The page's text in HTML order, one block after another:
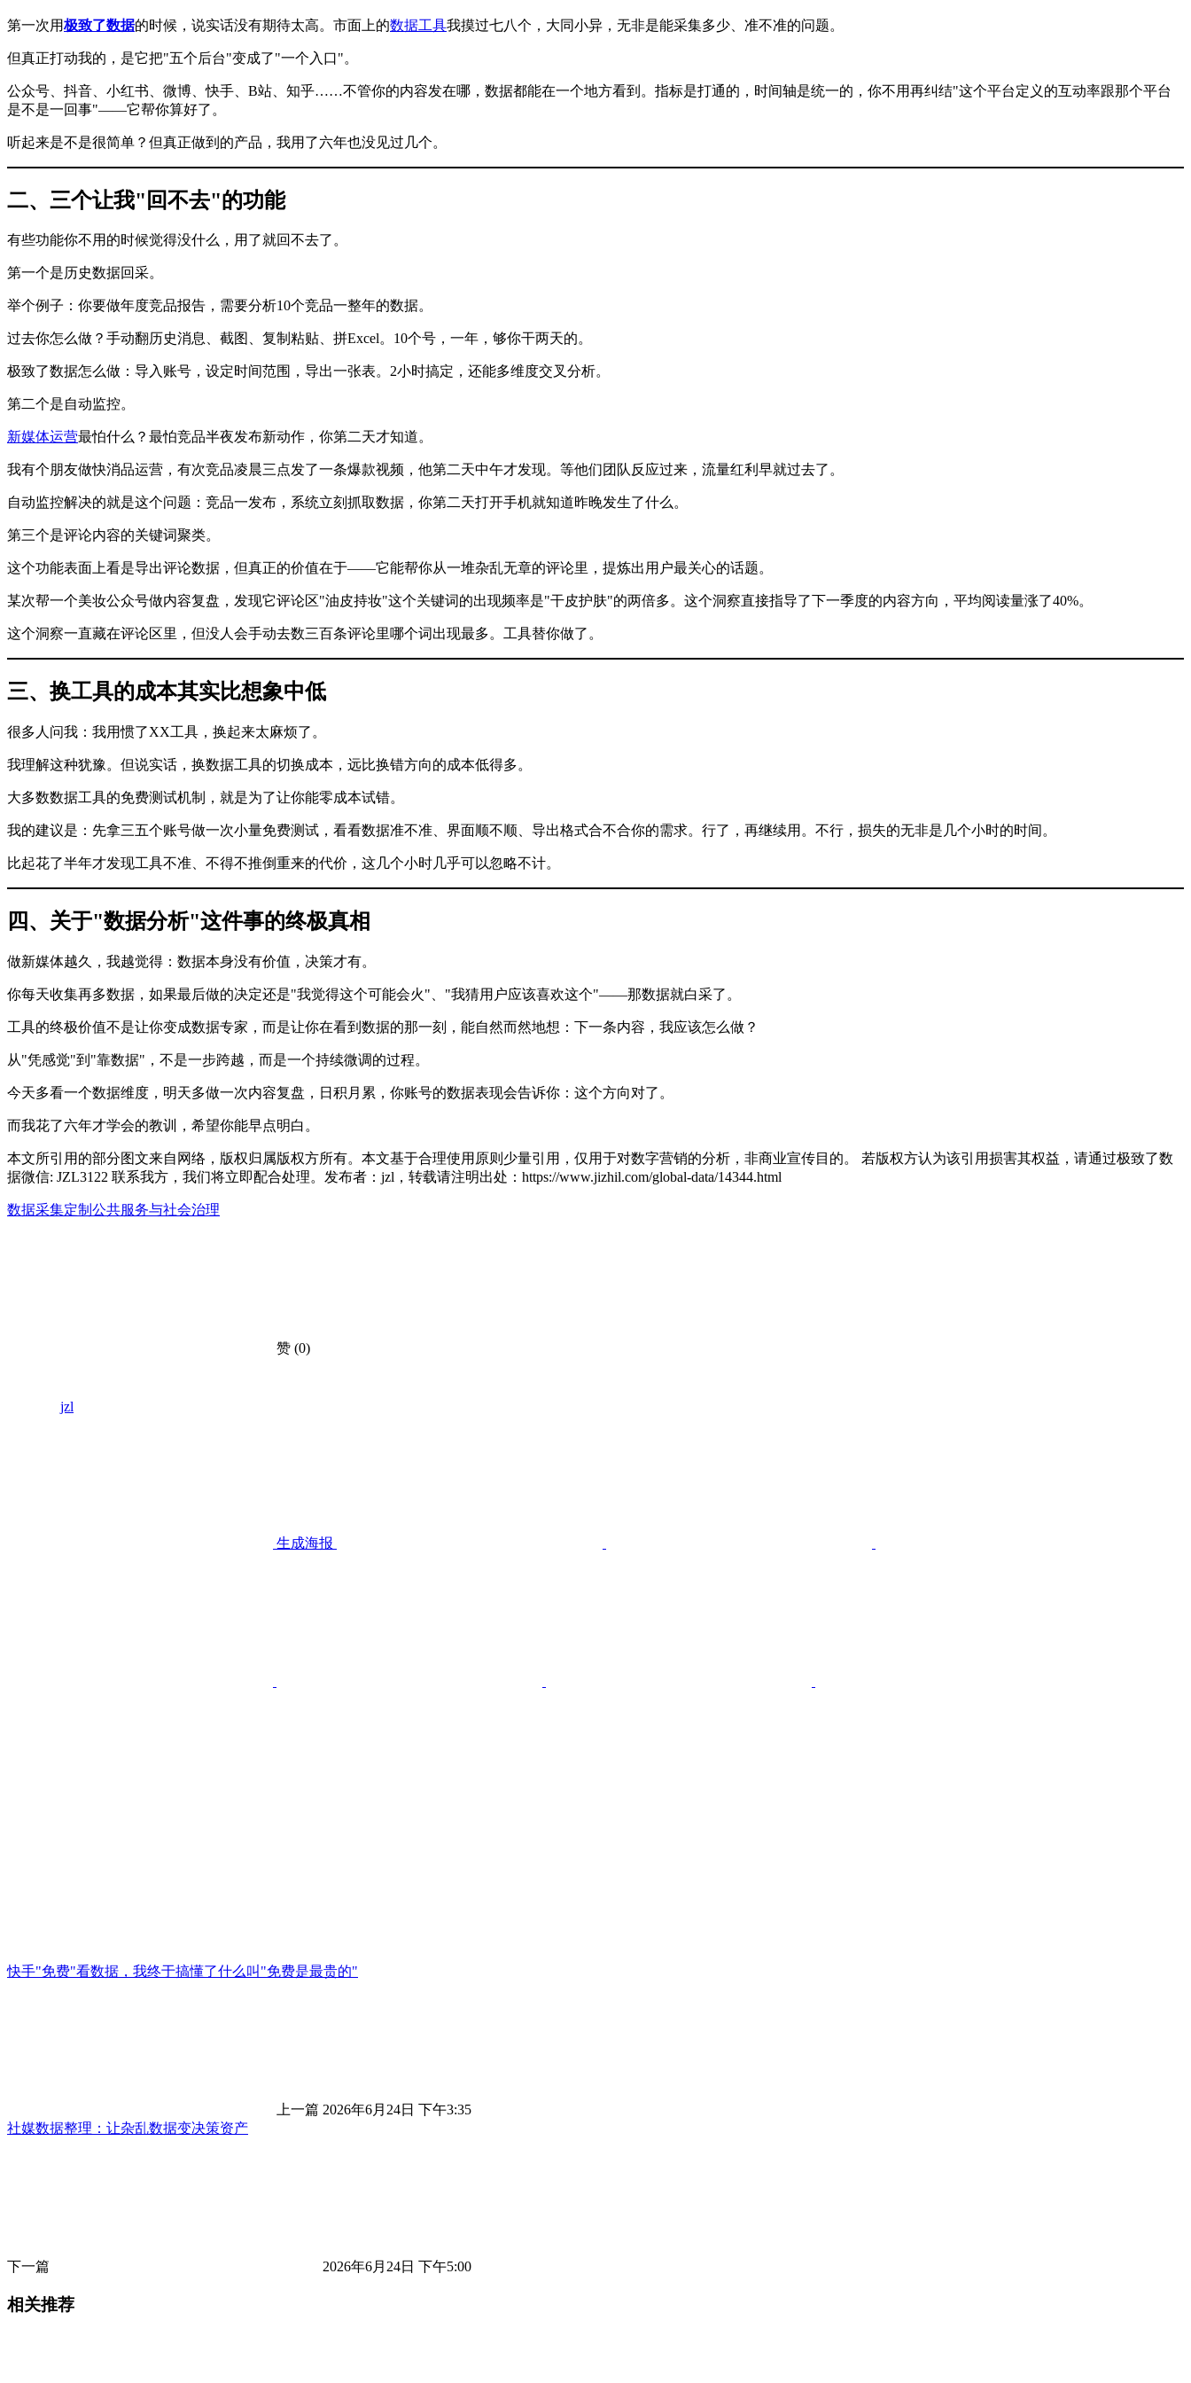
第一次用极致了数据的时候，说实话没有期待太高。市面上的数据工具我摸过七八个，大同小异，无非是能采集多少、准不准的问题。
但真正打动我的，是它把"五个后台"变成了"一个入口"。
公众号、抖音、小红书、微博、快手、B站、知乎……不管你的内容发在哪，数据都能在一个地方看到。指标是打通的，时间轴是统一的，你不用再纠结"这个平台定义的互动率跟那个平台
是不是一回事"——它帮你算好了。
听起来是不是很简单？但真正做到的产品，我用了六年也没见过几个。
二、三个让我"回不去"的功能
有些功能你不用的时候觉得没什么，用了就回不去了。
第一个是历史数据回采。
举个例子：你要做年度竞品报告，需要分析10个竞品一整年的数据。
过去你怎么做？手动翻历史消息、截图、复制粘贴、拼Excel。10个号，一年，够你干两天的。
极致了数据怎么做：导入账号，设定时间范围，导出一张表。2小时搞定，还能多维度交叉分析。
第二个是自动监控。
新媒体运营最怕什么？最怕竞品半夜发布新动作，你第二天才知道。
我有个朋友做快消品运营，有次竞品凌晨三点发了一条爆款视频，他第二天中午才发现。等他们团队反应过来，流量红利早就过去了。
自动监控解决的就是这个问题：竞品一发布，系统立刻抓取数据，你第二天打开手机就知道昨晚发生了什么。
第三个是评论内容的关键词聚类。
这个功能表面上看是导出评论数据，但真正的价值在于——它能帮你从一堆杂乱无章的评论里，提炼出用户最关心的话题。
某次帮一个美妆公众号做内容复盘，发现它评论区"油皮持妆"这个关键词的出现频率是"干皮护肤"的两倍多。这个洞察直接指导了下一季度的内容方向，平均阅读量涨了40%。
这个洞察一直藏在评论区里，但没人会手动去数三百条评论里哪个词出现最多。工具替你做了。
三、换工具的成本其实比想象中低
很多人问我：我用惯了XX工具，换起来太麻烦了。
我理解这种犹豫。但说实话，换数据工具的切换成本，远比换错方向的成本低得多。
大多数数据工具的免费测试机制，就是为了让你能零成本试错。
我的建议是：先拿三五个账号做一次小量免费测试，看看数据准不准、界面顺不顺、导出格式合不合你的需求。行了，再继续用。不行，损失的无非是几个小时的时间。
比起花了半年才发现工具不准、不得不推倒重来的代价，这几个小时几乎可以忽略不计。
四、关于"数据分析"这件事的终极真相
做新媒体越久，我越觉得：数据本身没有价值，决策才有。
你每天收集再多数据，如果最后做的决定还是"我觉得这个可能会火"、"我猜用户应该喜欢这个"——那数据就白采了。
工具的终极价值不是让你变成数据专家，而是让你在看到数据的那一刻，能自然而然地想：下一条内容，我应该怎么做？
从"凭感觉"到"靠数据"，不是一步跨越，而是一个持续微调的过程。
今天多看一个数据维度，明天多做一次内容复盘，日积月累，你账号的数据表现会告诉你：这个方向对了。
而我花了六年才学会的教训，希望你能早点明白。
本文所引用的部分图文来自网络，版权归属版权方所有。本文基于合理使用原则少量引用，仅用于对数字营销的分析，非商业宣传目的。 若版权方认为该引用损害其权益，请通过极致了数
据微信: JZL3122 联系我方，我们将立即配合处理。发布者：jzl，转载请注明出处： https://www.jizhil.com/global-data/14344.html
数据采集定制 公共服务与社会治理
赞 (0)
jzl
生成海报
快手"免费"看数据，我终于搞懂了什么叫"免费是最贵的"
上一篇 2026年6月24日 下午3:35
社媒数据整理：让杂乱数据变决策资产
下一篇 2026年6月24日 下午5:00
相关推荐